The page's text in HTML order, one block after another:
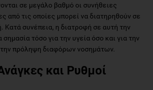
σε μεγάλο βαθμό οι συνήθειες
από τις οποίες μπορεί να διατηρηθούν σε
Κατά συνέπεια, η διατροφή σε αυτή την
σημασία τόσο για την υγεία όσο και για την
πρόληψη διαφόρων νοσημάτων.
και Ρυθμοί